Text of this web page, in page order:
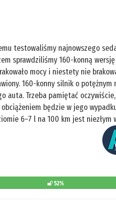
testowaliśmy najnowszego
sprawdziliśmy 160-konną
mocy i niestety nie
160-konny silnik o
auta. Trzeba pamiętać
obciążeniem będzie w jego
6–7 l na 100 km jest
52%